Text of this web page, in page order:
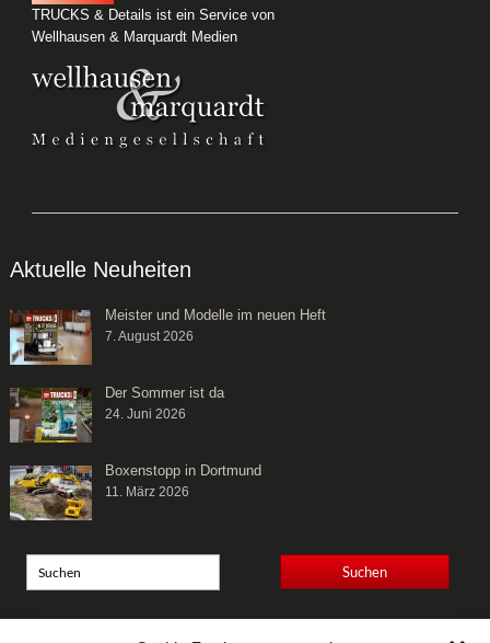
TRUCKS & Details ist ein Service von
Wellhausen & Marquardt Medien
Aktuelle Neuheiten
Meister und Modelle im neuen Heft
7. August 2026
Der Sommer ist da
24. Juni 2026
Boxenstopp in Dortmund
11. März 2026